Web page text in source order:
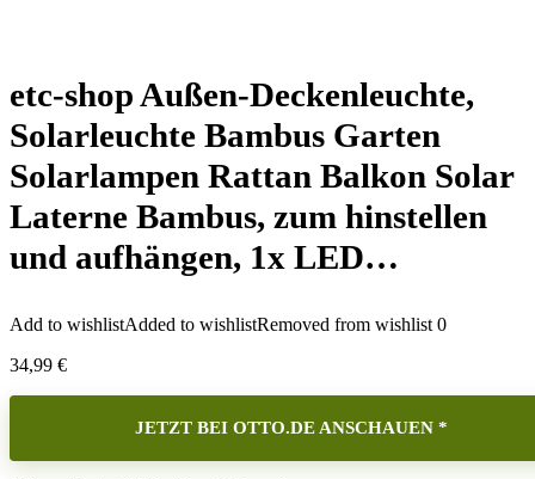
etc-shop Außen-Deckenleuchte,
Solarleuchte Bambus Garten
Solarlampen Rattan Balkon Solar
Laterne Bambus, zum hinstellen
und aufhängen, 1x LED…
Add to wishlistAdded to wishlistRemoved from wishlist 0
34,99 €
JETZT BEI OTTO.DE ANSCHAUEN *